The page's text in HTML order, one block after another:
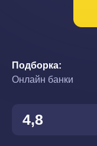
Подборка
Онлайн банки
4,8